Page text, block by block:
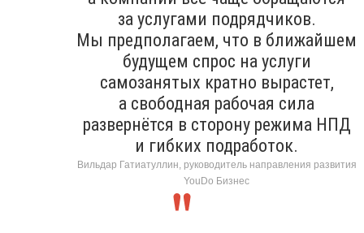
за услугами подрядчиков.
Мы предполагаем, что в ближайшем
будущем спрос на услуги
самозанятых кратно вырастет,
а свободная рабочая сила
развернётся в сторону режима НПД
и гибких подработок.
Вильдар Гатиатуллин, руководитель направления развития
YouDo Бизнес